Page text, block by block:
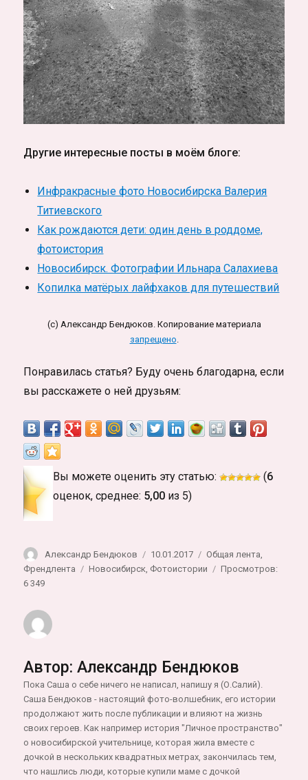
Другие интересные посты в моём блоге:
Инфракрасные фото Новосибирска Валерия
Титиевского
Как рождаются дети: один день в роддоме,
фотоистория
Новосибирск. Фотографии Ильнара Салахиева
Копилка матёрых лайфхаков для путешествий
(c) Александр Бендюков. Копирование материала
запрещено
Понравилась статья? Буду очень благодарна, если
вы расскажете о ней друзьям:
Вы можете оценить эту статью: (6
оценок, среднее: 5,00 из 5)
Автор
Александр Бендюков Опубликовано
10.01.2017 Рубрики
Общая лента,
Френдлента
Метки
Новосибирск, Фотоистории
Просмотров:
6 349
Автор: Александр Бендюков
Пока Саша о себе ничего не написал, напишу я (О.Салий).
Саша Бендюков - настоящий фото-волшебник, его истории
продолжают жить после публикации и влияют на жизнь
своих героев. Как например история "Личное пространство"
о новосибирской учительнице, которая жила вместе с
дочкой в нескольких квадратных метрах, закончилась тем,
что нашлись люди, которые купили маме с дочкой